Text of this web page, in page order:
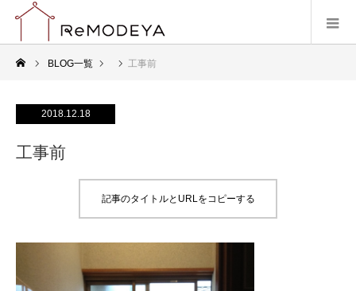
BLOG一覧 工事前
2018.12.18
工事前
記事のタイトルとURLをコピーする